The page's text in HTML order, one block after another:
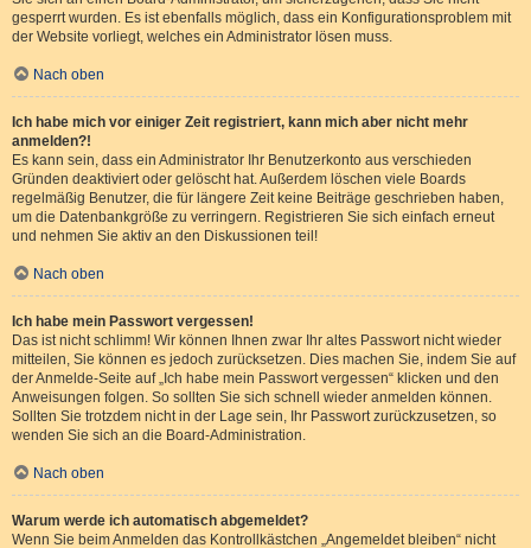
gesperrt wurden. Es ist ebenfalls möglich, dass ein Konfigurationsproblem mit
der Website vorliegt, welches ein Administrator lösen muss.
Nach oben
Ich habe mich vor einiger Zeit registriert, kann mich aber nicht mehr
anmelden?!
Es kann sein, dass ein Administrator Ihr Benutzerkonto aus verschieden
Gründen deaktiviert oder gelöscht hat. Außerdem löschen viele Boards
regelmäßig Benutzer, die für längere Zeit keine Beiträge geschrieben haben,
um die Datenbankgröße zu verringern. Registrieren Sie sich einfach erneut
und nehmen Sie aktiv an den Diskussionen teil!
Nach oben
Ich habe mein Passwort vergessen!
Das ist nicht schlimm! Wir können Ihnen zwar Ihr altes Passwort nicht wieder
mitteilen, Sie können es jedoch zurücksetzen. Dies machen Sie, indem Sie auf
der Anmelde-Seite auf „Ich habe mein Passwort vergessen“ klicken und den
Anweisungen folgen. So sollten Sie sich schnell wieder anmelden können.
Sollten Sie trotzdem nicht in der Lage sein, Ihr Passwort zurückzusetzen, so
wenden Sie sich an die Board-Administration.
Nach oben
Warum werde ich automatisch abgemeldet?
Wenn Sie beim Anmelden das Kontrollkästchen „Angemeldet bleiben“ nicht